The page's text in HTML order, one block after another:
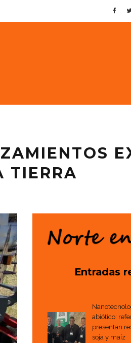
TIERRA
Entradas
abiótico:
presentan
soja y maíz